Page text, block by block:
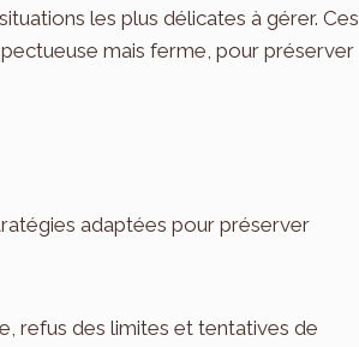
les plus délicates à gérer. Ces
mais ferme, pour préserver
adaptées pour préserver
refus des limites et tentatives de